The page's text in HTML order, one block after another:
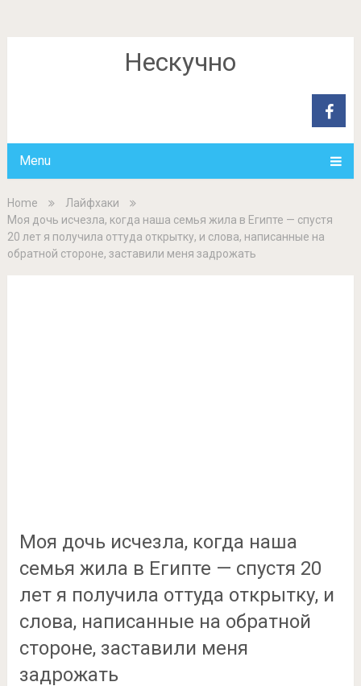
Нескучно
Menu
Home
Лайфхаки
Моя дочь исчезла, когда наша семья жила в Египте — спустя
20 лет я получила оттуда открытку, и слова, написанные на
обратной стороне, заставили меня задрожать
Моя дочь исчезла, когда наша
семья жила в Египте — спустя 20
лет я получила оттуда открытку, и
слова, написанные на обратной
стороне, заставили меня
задрожать